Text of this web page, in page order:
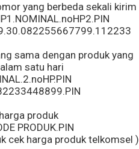
yang berbeda sekali kirim
sama dengan produk yang
satu hari
produk
PRODUK.PIN
cek harga produk telkomsel )